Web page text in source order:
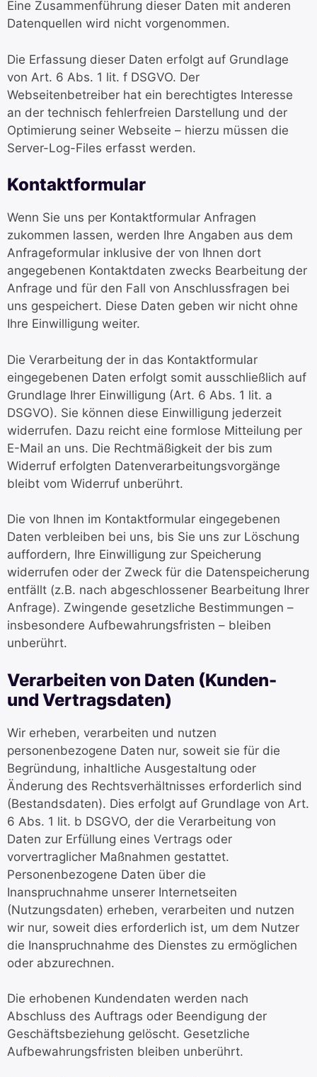
Eine Zusammenführung dieser Daten mit anderen
Datenquellen wird nicht vorgenommen.
Die Erfassung dieser Daten erfolgt auf Grundlage
von Art. 6 Abs. 1 lit. f DSGVO. Der
Webseitenbetreiber hat ein berechtigtes Interesse
an der technisch fehlerfreien Darstellung und der
Optimierung seiner Webseite – hierzu müssen die
Server-Log-Files erfasst werden.
Kontaktformular
Wenn Sie uns per Kontaktformular Anfragen
zukommen lassen, werden Ihre Angaben aus dem
Anfrageformular inklusive der von Ihnen dort
angegebenen Kontaktdaten zwecks Bearbeitung der
Anfrage und für den Fall von Anschlussfragen bei
uns gespeichert. Diese Daten geben wir nicht ohne
Ihre Einwilligung weiter.
Die Verarbeitung der in das Kontaktformular
eingegebenen Daten erfolgt somit ausschließlich auf
Grundlage Ihrer Einwilligung (Art. 6 Abs. 1 lit. a
DSGVO). Sie können diese Einwilligung jederzeit
widerrufen. Dazu reicht eine formlose Mitteilung per
E-Mail an uns. Die Rechtmäßigkeit der bis zum
Widerruf erfolgten Datenverarbeitungsvorgänge
bleibt vom Widerruf unberührt.
Die von Ihnen im Kontaktformular eingegebenen
Daten verbleiben bei uns, bis Sie uns zur Löschung
auffordern, Ihre Einwilligung zur Speicherung
widerrufen oder der Zweck für die Datenspeicherung
entfällt (z.B. nach abgeschlossener Bearbeitung Ihrer
Anfrage). Zwingende gesetzliche Bestimmungen –
insbesondere Aufbewahrungsfristen – bleiben
unberührt.
Verarbeiten von Daten (Kunden-
und Vertragsdaten)
Wir erheben, verarbeiten und nutzen
personenbezogene Daten nur, soweit sie für die
Begründung, inhaltliche Ausgestaltung oder
Änderung des Rechtsverhältnisses erforderlich sind
(Bestandsdaten). Dies erfolgt auf Grundlage von Art.
6 Abs. 1 lit. b DSGVO, der die Verarbeitung von
Daten zur Erfüllung eines Vertrags oder
vorvertraglicher Maßnahmen gestattet.
Personenbezogene Daten über die
Inanspruchnahme unserer Internetseiten
(Nutzungsdaten) erheben, verarbeiten und nutzen
wir nur, soweit dies erforderlich ist, um dem Nutzer
die Inanspruchnahme des Dienstes zu ermöglichen
oder abzurechnen.
Die erhobenen Kundendaten werden nach
Abschluss des Auftrags oder Beendigung der
Geschäftsbeziehung gelöscht. Gesetzliche
Aufbewahrungsfristen bleiben unberührt.